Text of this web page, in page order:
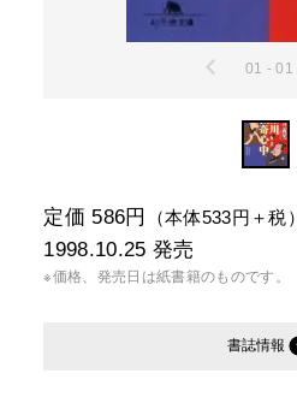
01 - 01
定価 586円 （本体533円＋税）
1998.10.25 発売
※価格、発売日は紙書籍のものです。
書誌情報